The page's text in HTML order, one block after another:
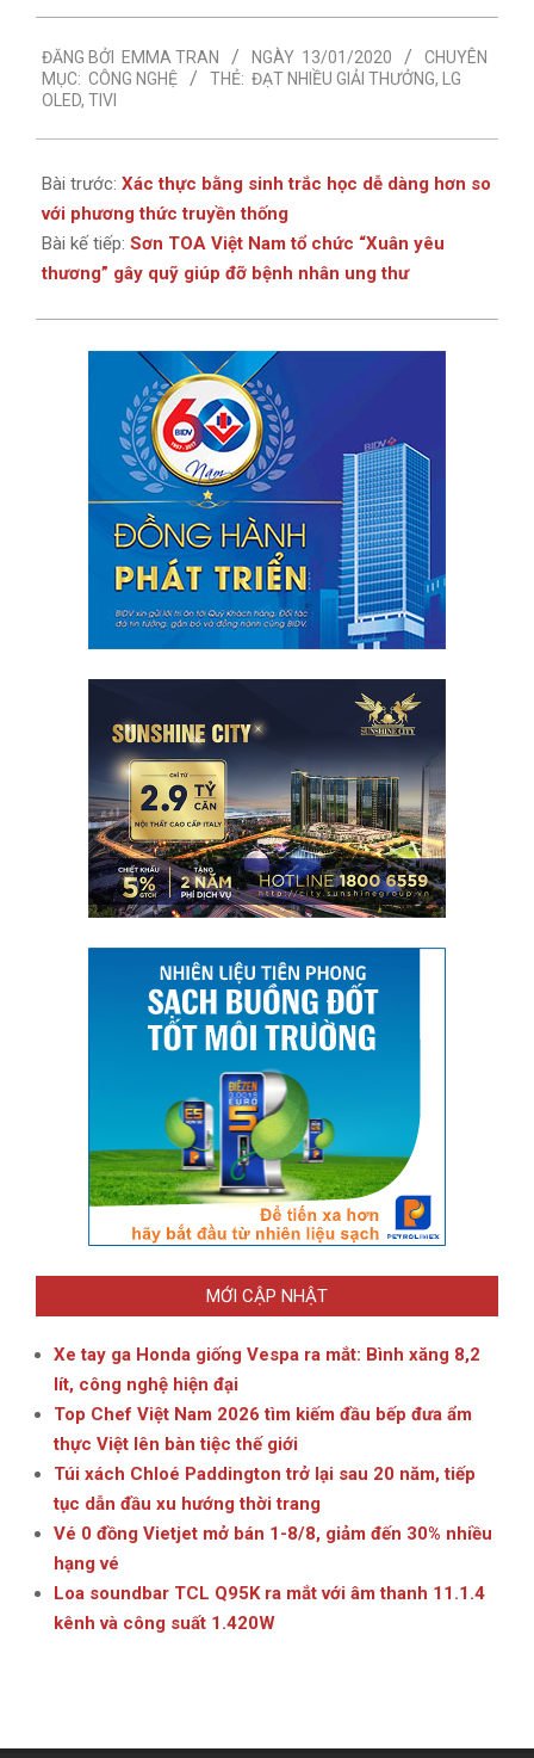
01-
13
ĐĂNG BỞI EMMA TRAN NGÀY 13/01/2020
CHUYÊN
MỤC: CÔNG NGHỆ THẺ: ĐẠT NHIỀU GIẢI THƯỞNG, LG
OLED, TIVI
Bài trước: Xác thực bằng sinh trắc học dễ dàng hơn so
với phương thức truyền thống
Bài kế tiếp: Sơn TOA Việt Nam tổ chức “Xuân yêu
thương” gây quỹ giúp đỡ bệnh nhân ung thư
MỚI CẬP NHẬT
Xe tay ga Honda giống Vespa ra mắt: Bình xăng 8,2
lít, công nghệ hiện đại
Top Chef Việt Nam 2026 tìm kiếm đầu bếp đưa ẩm
thực Việt lên bàn tiệc thế giới
Túi xách Chloé Paddington trở lại sau 20 năm, tiếp
tục dẫn đầu xu hướng thời trang
Vé 0 đồng Vietjet mở bán 1-8/8, giảm đến 30% nhiều
hạng vé
Loa soundbar TCL Q95K ra mắt với âm thanh 11.1.4
kênh và công suất 1.420W